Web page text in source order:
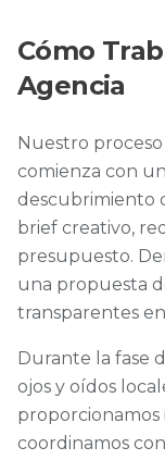
Cómo
Agencia
Nuestro proceso
comienza con
descubrimiento
brief creativo,
presupuesto.
una propuesta
transparentes
Durante la fase
ojos y oídos
proporcionamos
coordinamos